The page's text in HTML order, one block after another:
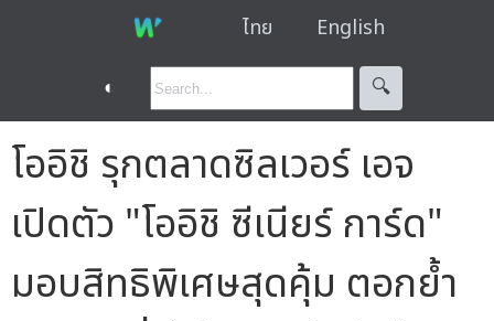
ไทย English
◐ 🔍︎
โออิชิ รุกตลาดซิลเวอร์ เอจ
เปิดตัว "โออิชิ ซีเนียร์ การ์ด"
มอบสิทธิพิเศษสุดคุ้ม ตอกย้ำ